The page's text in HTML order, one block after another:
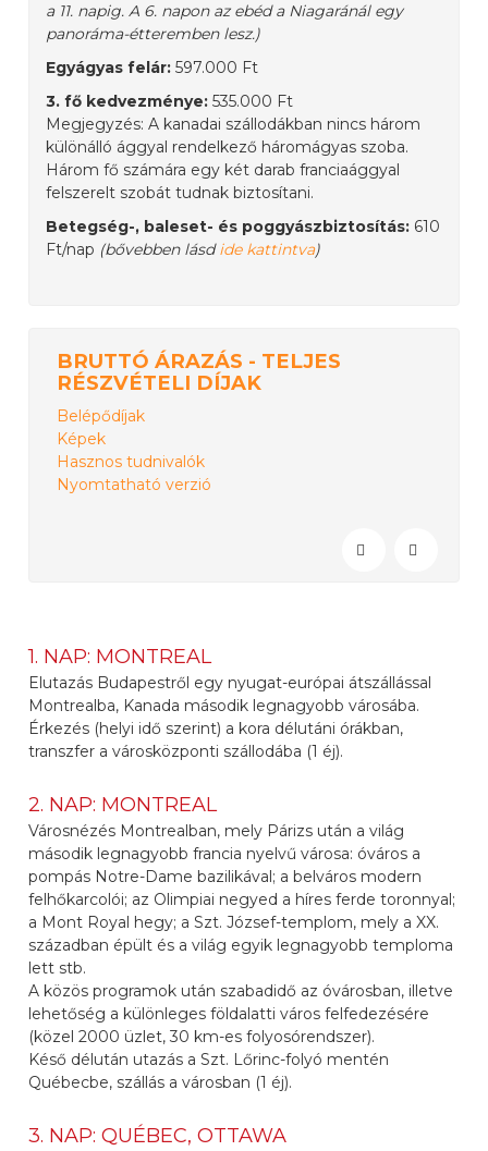
a 11. napig. A 6. napon az ebéd a Niagaránál egy
panoráma-étteremben lesz.)
Egyágyas felár: 597.000 Ft
3. fő kedvezménye: 535.000 Ft
Megjegyzés: A kanadai szállodákban nincs három
különálló ággyal rendelkező háromágyas szoba.
Három fő számára egy két darab franciaággyal
felszerelt szobát tudnak biztosítani.
Betegség-, baleset- és poggyászbiztosítás: 610
Ft/nap (bővebben lásdide kattintva)
BRUTTÓ ÁRAZÁS - TELJES
RÉSZVÉTELI DÍJAK
Belépődíjak
Képek
Hasznos tudnivalók
Nyomtatható verzió
1. NAP: MONTREAL
Elutazás Budapestről egy nyugat-európai átszállással
Montrealba, Kanada második legnagyobb városába.
Érkezés (helyi idő szerint) a kora délutáni órákban,
transzfer a városközponti szállodába (1 éj).
2. NAP: MONTREAL
Városnézés Montrealban, mely Párizs után a világ
második legnagyobb francia nyelvű városa: óváros a
pompás Notre-Dame bazilikával; a belváros modern
felhőkarcolói; az Olimpiai negyed a híres ferde toronnyal;
a Mont Royal hegy; a Szt. József-templom, mely a XX.
században épült és a világ egyik legnagyobb temploma
lett stb.
A közös programok után szabadidő az óvárosban, illetve
lehetőség a különleges földalatti város felfedezésére
(közel 2000 üzlet, 30 km-es folyosórendszer).
Késő délután utazás a Szt. Lőrinc-folyó mentén
Québecbe, szállás a városban (1 éj).
3. NAP: QUÉBEC, OTTAWA